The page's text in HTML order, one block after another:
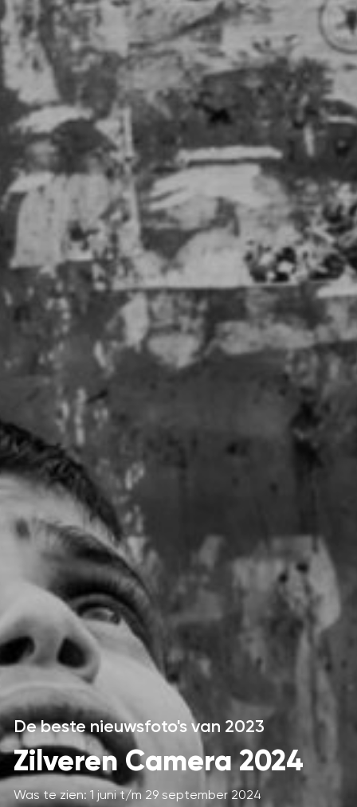
De beste nieuwsfoto's van 2023
Zilveren Camera 2024
Was te zien: 1 juni t/m 29 september 2024